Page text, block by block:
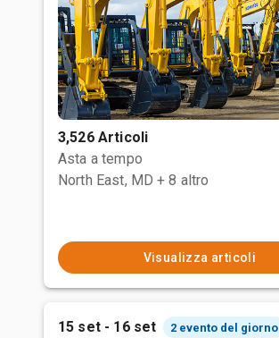
3,526 Articoli
Asta a tempo
North East, MD + 8 altro
Visualizza articoli
15 set - 16 set 2 evento del giorno